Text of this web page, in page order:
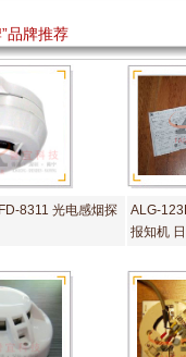
品牌推荐
8311 光电感烟探
ALG-
报知机